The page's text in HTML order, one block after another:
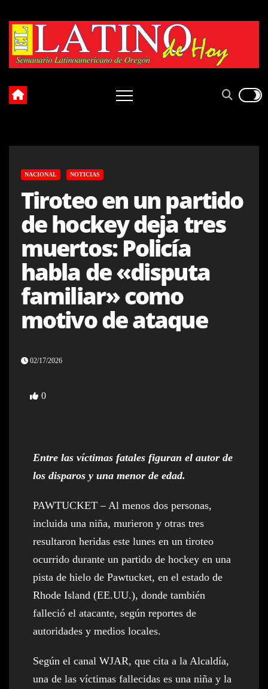
content
NACIONAL NOTICIAS
Tiroteo en un partido
de hockey deja tres
muertos: Policía
habla de «disputa
familiar» como
motivo de ataque
02/17/2026
0
Entre las víctimas fatales figuran el autor de
los disparos y una menor de edad.
PAWTUCKET – Al menos dos personas,
incluida una niña, murieron y otras tres
resultaron heridas este lunes en un tiroteo
ocurrido durante un partido de hockey en una
pista de hielo de Pawtucket, en el estado de
Rhode Island (EE.UU.), donde también
falleció el atacante, según reportes de
autoridades y medios locales.
Según el canal WJAR, que cita a la Alcaldía,
una de las víctimas fallecidas es una niña y la